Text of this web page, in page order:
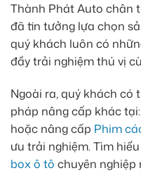
Thành Phát Auto chân
đã tin tưởng lựa chọn
quý khách luôn có
đầy trải nghiệm thú vị
Ngoài ra, quý khách có
pháp nâng cấp khác tại:
hoặc nâng cấp Phim
ưu trải nghiệm. Tìm
box ô tô chuyên nghiệp